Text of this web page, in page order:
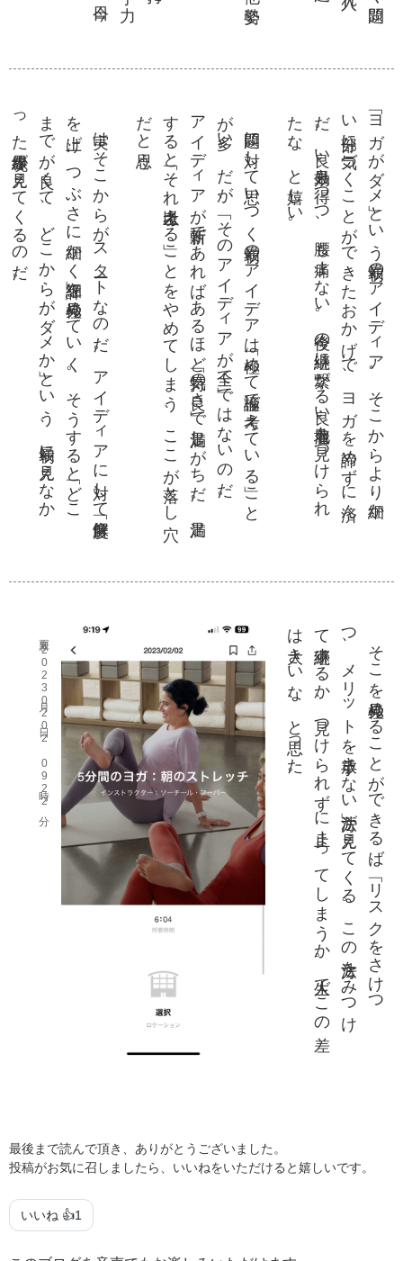
「ヨ
ガ
が
ダ
メ」
と
い
う最初
の
ア
イ
デ
ィ
ア
。
そ
こ
か
ら
よ
り細
か
い部分
に気
づ
く
こ
と
が
で
き
た
お
か
げ
で
、
ヨ
ガ
を諦
め
ず
に済
ん
だ
。良
い効果
も得
つ
つ
、腰
も痛
ま
な
い
。今後
の継続
に繋
が
る良
い着地点
を見
つ
け
ら
れ
た
な
、
と嬉
し
い
。
問題に対
し
て思
い
つ
く最初
の
ア
イ
デ
ア
は「極
め
て極論
で考
え
て
い
る」
こ
と
が多い
。
だ
が
、「
そ
の
ア
イ
デ
ィ
ア
が全
て」
で
は
な
い
の
だ
。
アイ
デ
ィ
ア
が斬新
で
あ
れ
ば
あ
る
ほ
ど「気持
の良
さ」
で満足
し
が
ち
だ
。満足
する
と「
そ
れ以上考
え
る」
こ
と
を
や
め
て
し
ま
う
、
こ
こ
が落
と
し穴
だと思
う
。
実は
そ
こ
か
ら
が
ス
ター
ト
な
の
だ
。
ア
イ
デ
ィ
ア
に対
し
て「解像度
を上げ
、
つ
ぶ
さ
に細
か
く」詳細
を見極
め
て
い
く
。
そ
う
す
る
と「
ど
こ
まで
が良
く
て
、
ど
こ
か
ら
が
ダ
メ
か」
と
い
う
、最初
に見
え
な
か
った境界線
が見
え
て
く
る
の
だ
。
そ
こ
を見極
め
る
こ
と
が
で
き
る
ば
、「
リ
ス
ク
を
さ
け
つ
つ、
メ
リ
ッ
ト
を手放
さ
な
い」方法
が見
え
て
く
る
。
こ
の方法
を
み
つ
け
て継続す
る
か
、見
つ
け
ら
れ
ず
に止
ま
っ
て
し
ま
う
か
。人生
で
こ
の差
は大き
い
な
、
と思
っ
た
。
更新 2023月02日02 09時22分
最後まで読んで頂き、ありがとうございました。
投稿がお気に召しましたら、いいねをいただけると嬉しいです。
いいね 👍1